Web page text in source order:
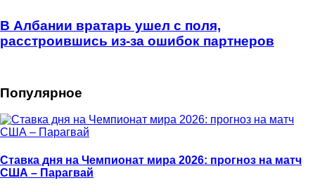
В Албании вратарь ушел с поля,
расстроившись из-за ошибок партнеров
Популярное
Ставка дня на Чемпионат мира 2026: прогноз на матч
США – Парагвай